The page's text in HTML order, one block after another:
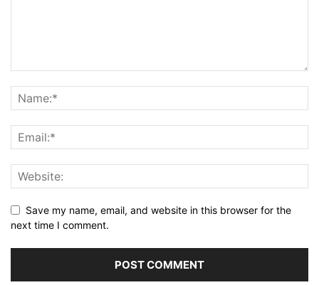
Save my name, email, and website in this browser for the
next time I comment.